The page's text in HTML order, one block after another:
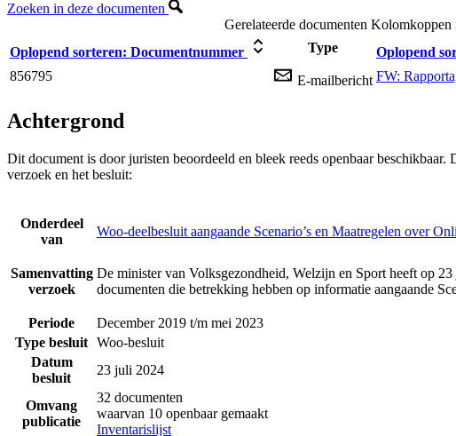
Zoeken in deze documenten
Gerelateerde documenten Kolomkoppen
Oplopend sorteren: Documentnummer Type Oplopend
856795
E-mailbericht FW:
Achtergrond
Dit document is door juristen beoordeeld en bleek reeds openbaar
verzoek en het besluit:
Onderdeel
van
Woo-deelbesluit aangaande Scenario’s en Maatregelen over
Samenvatting
verzoek
De minister van Volksgezondheid, Welzijn en Sport heeft op
documenten die betrekking hebben op informatie aangaande
Periode
December 2019 t/m mei 2023
Type besluit Woo-besluit
Datum
besluit
23 juli 2024
Omvang
publicatie
32 documenten
waarvan 10 openbaar gemaakt
Inventarislijst